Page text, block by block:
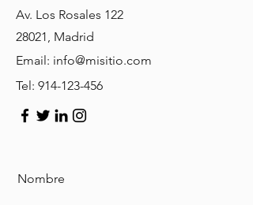
Av. Los Rosales 122
28021, Madrid
Email: info@misitio.com
Tel: 914-123-456
Nombre